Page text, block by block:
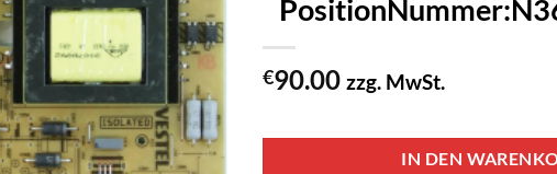
€90.00 zzg. MwSt.
IN DEN